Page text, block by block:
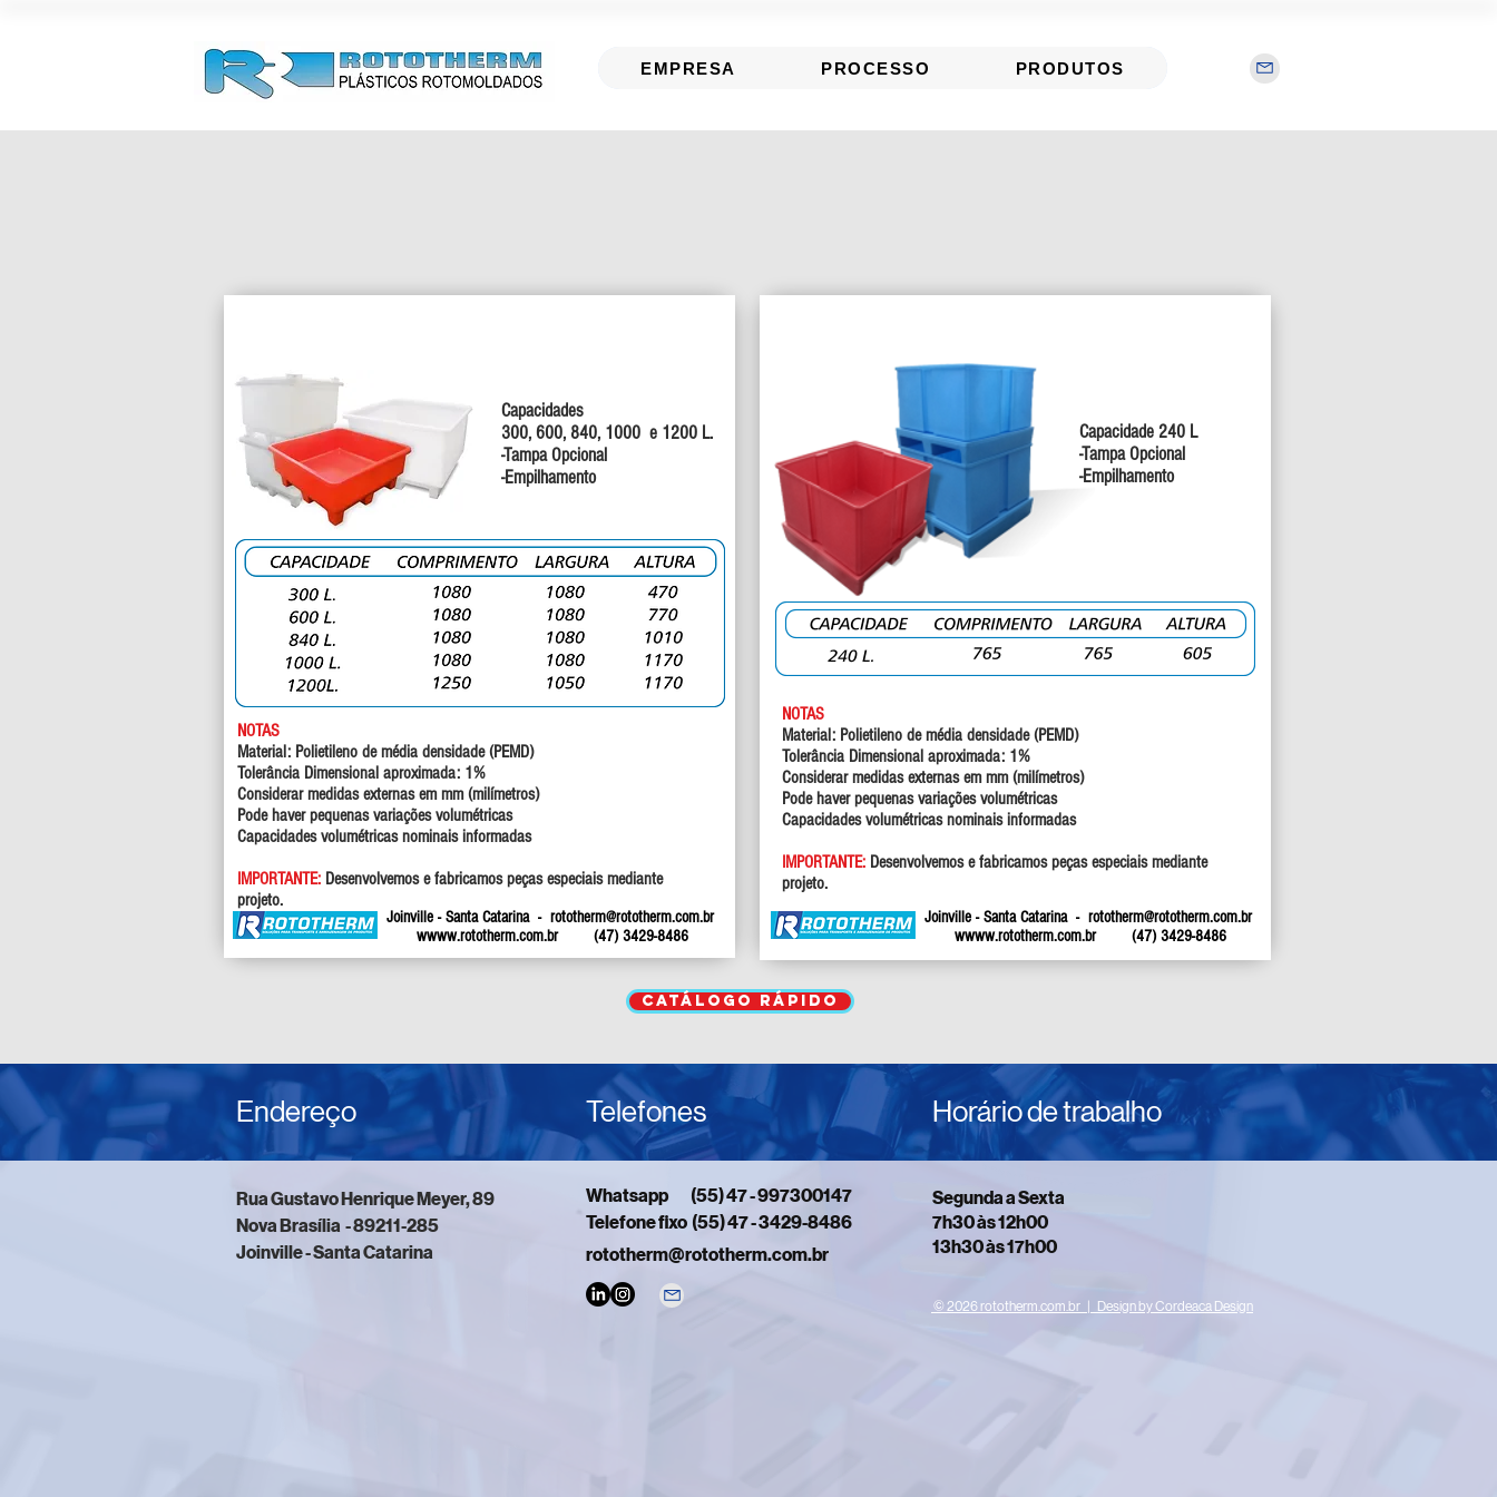
EMPRESA PROCESSO PRODUTOS
Capacidades
300, 600, 840, 1000 e 1200 L.
-Tampa Opcional
-Empilhamento
NOTAS
Material: Polietileno de média densidade (PEMD)
Tolerância Dimensional aproximada: 1%
Considerar medidas externas em mm (milímetros)
Pode haver pequenas variações volumétricas
Capacidades volumétricas nominais informadas
IMPORTANTE: Desenvolvemos e fabricamos peças especiais mediante
projeto.
Joinville - Santa Catarina - rototherm@rototherm.com.br
wwww.rototherm.com.br(47) 3429-8486
Capacidade 240 L
-Tampa Opcional
-Empilhamento
NOTAS
Material: Polietileno de média densidade (PEMD)
Tolerância Dimensional aproximada: 1%
Considerar medidas externas em mm (milímetros)
Pode haver pequenas variações volumétricas
Capacidades volumétricas nominais informadas
IMPORTANTE: Desenvolvemos e fabricamos peças especiais mediante
projeto.
Joinville - Santa Catarina - rototherm@rototherm.com.br
wwww.rototherm.com.br(47) 3429-8486
catálogo rápido
Endereço
Rua Gustavo Henrique Meyer, 89
Nova Brasília - 89211-285
Joinville - Santa Catarina
Telefones Horário de trabalho
Whatsapp (55) 47 - 997300147
Telefone fixo (55) 47 - 3429-8486
rototherm@rototherm.com.br
Segunda a Sexta
7h30 às 12h00
13h30 às 17h00
© 2026 rototherm.com.br | Design by Cordeaca Design